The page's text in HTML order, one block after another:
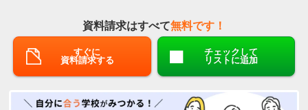
資料請求はすべて無料です！
すぐに
資料請求する
チェックして
リストに追加